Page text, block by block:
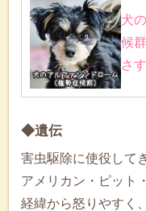
犬
候
さ
◆遺伝
害虫駆除に使役して
アメリカン・ピット
経緯から怒りやすく